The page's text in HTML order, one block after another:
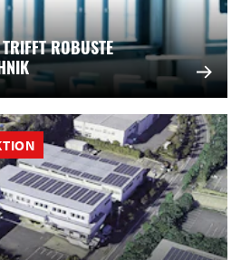
ROBUSTE